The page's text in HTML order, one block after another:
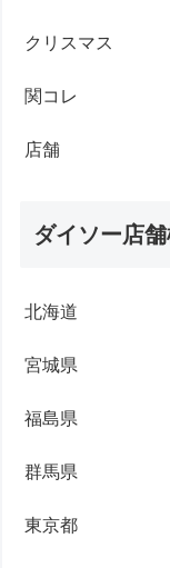
クリスマス
関コレ
店舗
ダイソー店
北海道
宮城県
福島県
群馬県
東京都